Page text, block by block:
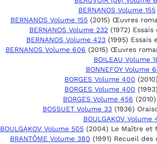
BERNANOS Volume 155
BERNANOS Volume 155 (2015) Œuvres
BERNANOS Volume 232 (1972)
BERNANOS Volume 423 (1995)
BERNANOS Volume 606 (2015) Œuvres
BOILEAU Volume
BONNEFOY Volume
BORGES Volume 400
BORGES Volume 400
BORGES Volume 456
BOSSUET Volume 33 (1936)
BOULGAKOV Volume
BOULGAKOV Volume 505 (2004) Le Maître et
BRANTÔME Volume 380 (1991) Recueil